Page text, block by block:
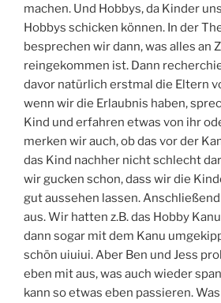
machen. Und Hobbys, da Kinder
Hobbys schicken können. In der
besprechen wir dann, was alles an
reingekommen ist. Dann
davor natürlich erstmal die Eltern
wenn wir die Erlaubnis haben,
Kind und erfahren etwas von ihr
merken wir auch, ob das vor der
das Kind nachher nicht schlecht
wir gucken schon, dass wir die
gut aussehen lassen.
aus. Wir hatten z.B. das Hobby
dann sogar mit dem Kanu
schön uiuiui. Aber Ben und Jess
eben mit aus, was auch wieder
kann so etwas eben passieren.